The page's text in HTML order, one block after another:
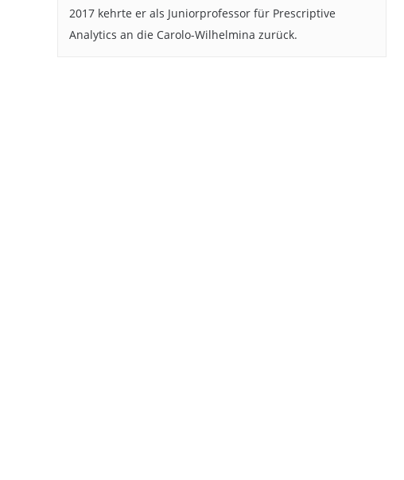
2017 kehrte er als Juniorprofessor für Prescriptive
Analytics an die Carolo-Wilhelmina zurück.